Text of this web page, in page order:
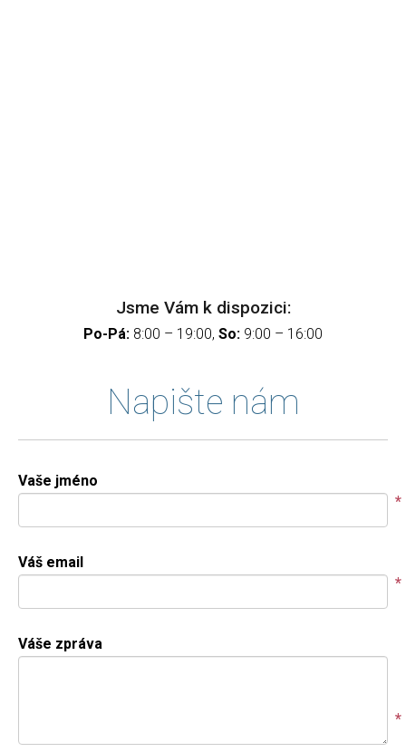
Jsme Vám k dispozici:
Po-Pá: 8:00 – 19:00, So: 9:00 – 16:00
Napište nám
Vaše jméno
*
Váš email
*
Váše zpráva
*